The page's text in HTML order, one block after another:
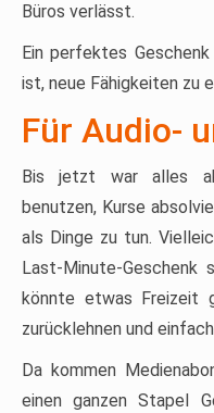
Büros verlässt.
Ein perfektes
ist, neue Fähigkeiten zu
Für Audio-
Bis jetzt war alles
benutzen, Kurse
als Dinge zu tun.
Last-Minute-Geschenk
könnte etwas Freizeit
zurücklehnen und
Da kommen
einen ganzen Stapel